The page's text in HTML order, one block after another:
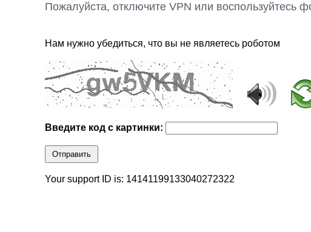
Пожалуйста, отключите VPN или воспользуйтесь
Нам нужно убедиться, что вы не являетесь роботом
Введите код с картинки:
Отправить
Your support ID is: 14141199133040272322